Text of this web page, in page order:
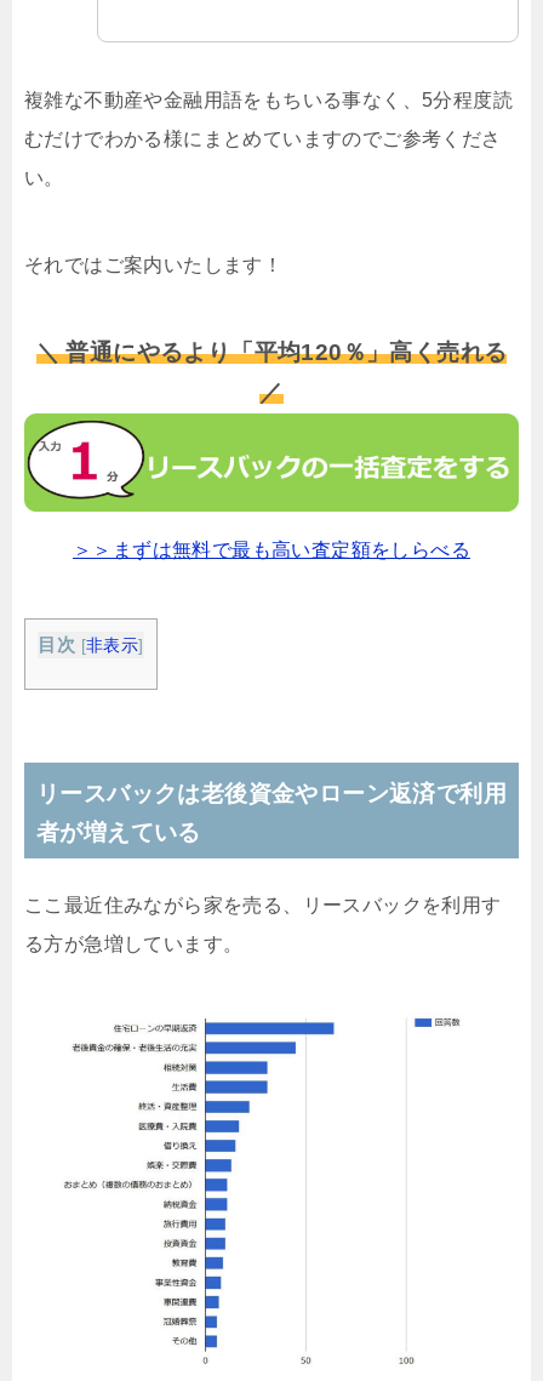
複雑な不動産や金融用語をもちいる事なく、5分程度読
むだけでわかる様にまとめていますのでご参考くださ
い。
それではご案内いたします！
＼ 普通にやるより「平均120％」高く売れる
／
＞＞まずは無料で最も高い査定額をしらべる
目次 [非表示]
リースバックは老後資金やローン返済で利用
者が増えている
ここ最近住みながら家を売る、リースバックを利用す
る方が急増しています。